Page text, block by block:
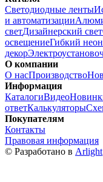
Светодиодные ленты
и автоматизации
светДизайнерский свет
освещениеГибкий неон
декор
О компании
О насПроизводство
Информация
КаталогиВидео
ответКалькуляторы
Покупателям
Контакты
Правовая информация
© Разработано в Arlight